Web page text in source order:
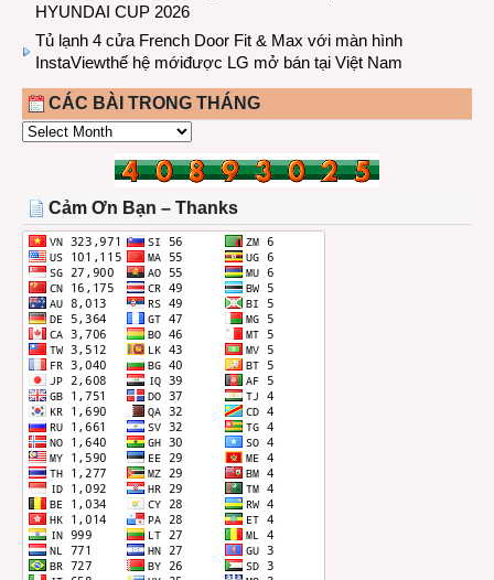
HYUNDAI CUP 2026
Tủ lạnh 4 cửa French Door Fit & Max với màn hình
InstaViewthế hệ mớiđược LG mở bán tại Việt Nam
CÁC BÀI TRONG THÁNG
CÁC
THÁNG
Cảm Ơn Bạn – Thanks